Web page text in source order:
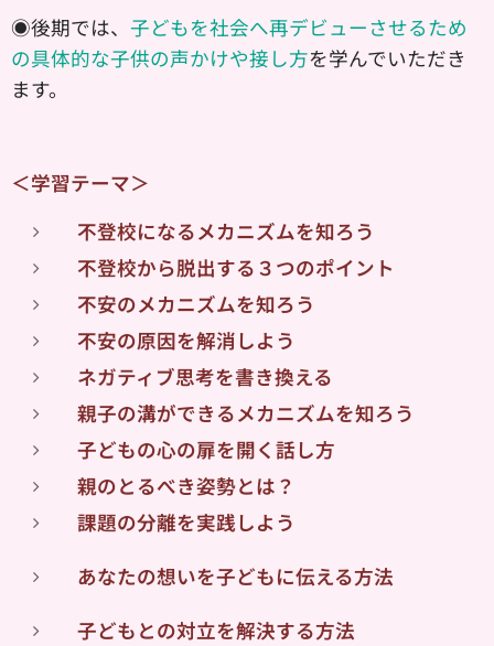
◉後期では、 子どもを社会へ再デビューさせるため
の具体的な子供の声かけや接し方を学んでいただき
ます。
＜学習テーマ＞
不登校になるメカニズムを知ろう
不登校から脱出する３つのポイント
不安のメカニズムを知ろう
不安の原因を解消しよう
ネガティブ思考を書き換える
親子の溝ができるメカニズムを知ろう
子どもの心の扉を開く話し方
親のとるべき姿勢とは？
課題の分離を実践しよう
あなたの想いを子どもに伝える方法
子どもとの対立を解決する方法